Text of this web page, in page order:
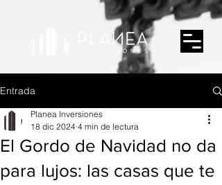
Entrada
El Gordo de Navidad no da
para lujos: las casas que te
Planea Inversiones
18 dic 2024 4 min de lectura